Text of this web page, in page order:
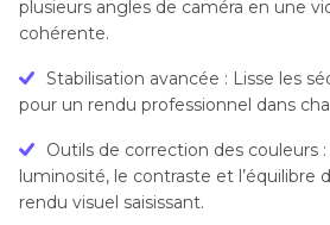
plusieurs angles de caméra en une
cohérente.
Stabilisation avancée : Lisse les
pour un rendu professionnel dans
Outils de correction des couleurs
luminosité, le contraste et l’équilibre
rendu visuel saisissant.